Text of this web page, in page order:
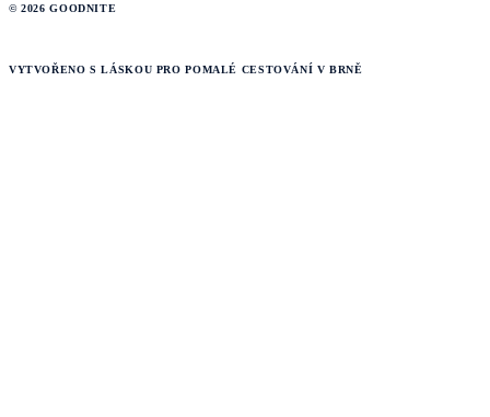
© 2026 GOODNITE
VYTVOŘENO S LÁSKOU PRO POMALÉ CESTOVÁNÍ V BRNĚ